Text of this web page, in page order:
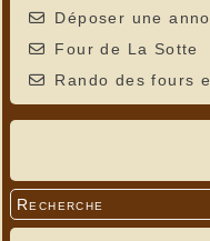
Déposer une
Four de La Sotte
Rando des fours
Recherche